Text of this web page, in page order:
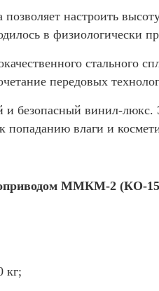
позволяет настроить
в физиологически
стального
передовых
безопасный винил-люкс.
влаги и
ММКМ-2 (КО-
кг;